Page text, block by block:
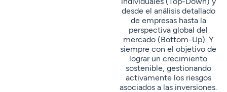
desde el análisis detallado
de empresas hasta la
perspectiva global del
mercado (Bottom-Up). Y
siempre con el objetivo de
lograr un crecimiento
sostenible, gestionando
activamente los riesgos
asociados a las inversiones.